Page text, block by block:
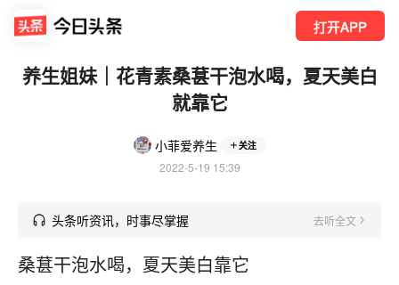
打开APP
养生姐妹｜花青素桑葚干泡水喝，夏天美白
就靠它
小菲爱养生 关注
2022-5-19 15:39
头条听资讯，时事尽掌握 去听全文
桑葚干泡水喝，夏天美白靠它